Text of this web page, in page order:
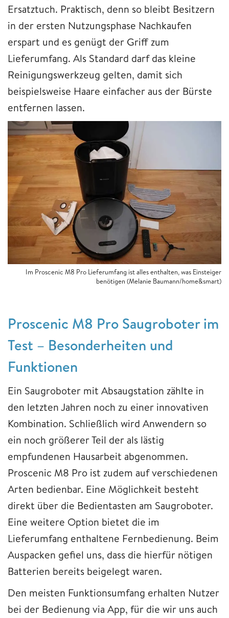
Ersatztuch. Praktisch, denn so bleibt Besitzern
in der ersten Nutzungsphase Nachkaufen
erspart und es genügt der Griff zum
Lieferumfang. Als Standard darf das kleine
Reinigungswerkzeug gelten, damit sich
beispielsweise Haare einfacher aus der Bürste
entfernen lassen.
Im Proscenic M8 Pro Lieferumfang ist alles enthalten, was Einsteiger
benötigen (Melanie Baumann/home&smart)
Proscenic M8 Pro Saugroboter im
Test – Besonderheiten und
Funktionen
Ein Saugroboter mit Absaugstation zählte in
den letzten Jahren noch zu einer innovativen
Kombination. Schließlich wird Anwendern so
ein noch größerer Teil der als lästig
empfundenen Hausarbeit abgenommen.
Proscenic M8 Pro ist zudem auf verschiedenen
Arten bedienbar. Eine Möglichkeit besteht
direkt über die Bedientasten am Saugroboter.
Eine weitere Option bietet die im
Lieferumfang enthaltene Fernbedienung. Beim
Auspacken gefiel uns, dass die hierfür nötigen
Batterien bereits beigelegt waren.
Den meisten Funktionsumfang erhalten Nutzer
bei der Bedienung via App, für die wir uns auch